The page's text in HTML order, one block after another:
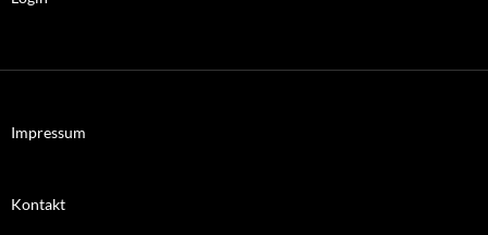
Impressum
Kontakt